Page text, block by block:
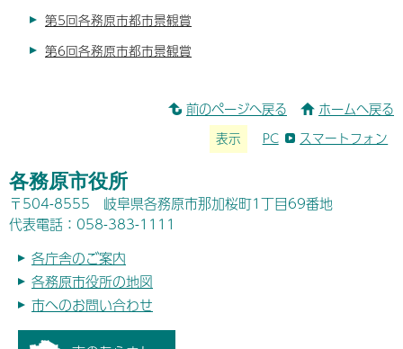
第5回各務原市都市景観賞
第6回各務原市都市景観賞
前のページへ戻る ホームへ戻る
表示 PC スマートフォン
各務原市役所
〒504-8555 岐阜県各務原市那加桜町1丁目69番地
代表電話：058-383-1111
各庁舎のご案内
各務原市役所の地図
市へのお問い合わせ